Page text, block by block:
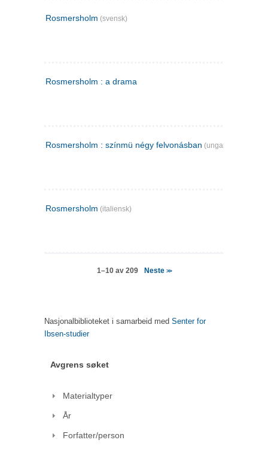
Rosmersholm (svensk)
Rosmersholm : a drama
Rosmersholm : színmü négy felvonásban (ungarsk)
Rosmersholm (italiensk)
1–10 av 209 Neste >>
Nasjonalbiblioteket i samarbeid med Senter for
Ibsen-studier
Avgrens søket
Materialtyper
År
Forfatter/person